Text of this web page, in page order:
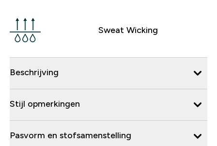
Sweat Wicking
Beschrijving
Stijl opmerkingen
Pasvorm en stofsamenstelling